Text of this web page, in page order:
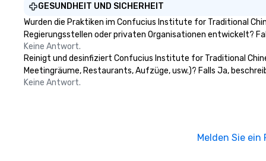
GESUNDHEIT UND SICHERHEIT
Wurden die Praktiken im Confucius Institute for Traditional
Regierungsstellen oder privaten Organisationen entwickelt?
Keine Antwort.
Reinigt und desinfiziert Confucius Institute for Traditional
Meetingräume, Restaurants, Aufzüge, usw.)? Falls Ja,
Keine Antwort.
Melden Sie ein